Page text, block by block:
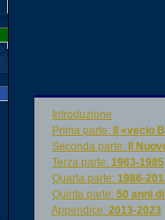
Introduzione
Prima parte: Il «vecio
Seconda parte: Il
Terza parte: 1963-
Quarta parte: 1986-
Quinta parte: 50 anni
Appendice: 2013-2023